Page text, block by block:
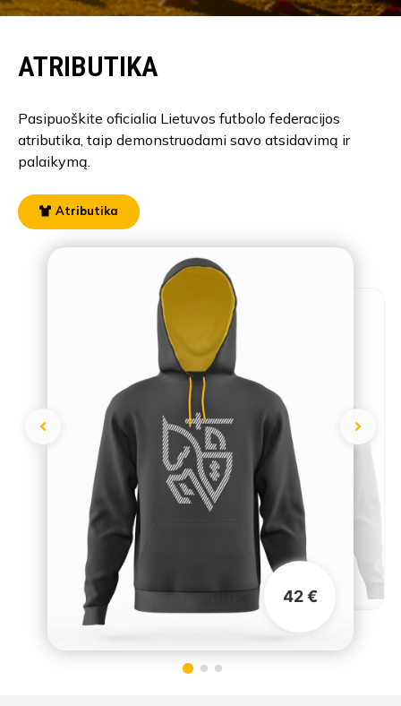
42 €
ATRIBUTIKA
Pasipuoškite oficialia Lietuvos futbolo federacijos
atributika, taip demonstruodami savo atsidavimą ir
palaikymą.
Atributika